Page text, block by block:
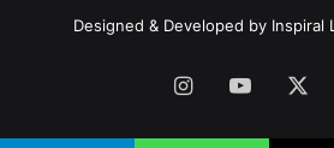
Designed & Developed by Inspiral
فيسبوك ‫YouTube